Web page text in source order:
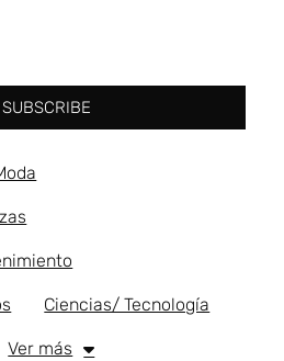
SUBSCRIBE
Ciencias/ Tecnología
Ver más